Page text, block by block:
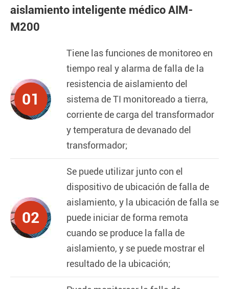
aislamiento inteligente médico AIM-
M200
01
Tiene las funciones de monitoreo en
tiempo real y alarma de falla de la
resistencia de aislamiento del
sistema de TI monitoreado a tierra,
corriente de carga del transformador
y temperatura de devanado del
transformador;
02
Se puede utilizar junto con el
dispositivo de ubicación de falla de
aislamiento, y la ubicación de falla se
puede iniciar de forma remota
cuando se produce la falla de
aislamiento, y se puede mostrar el
resultado de la ubicación;